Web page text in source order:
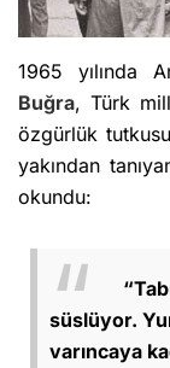
1965 yılında
Buğra, Türk
özgürlük
yakından
okundu:
süslüyor.
varıncaya